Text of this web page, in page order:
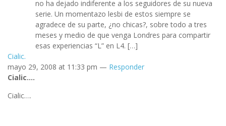
no ha dejado indiferente a los seguidores de su nueva
serie. Un momentazo lesbi de estos siempre se
agradece de su parte, ¿no chicas?, sobre todo a tres
meses y medio de que venga Londres para compartir
esas experiencias “L” en L4. […]
Cialic.
mayo 29, 2008 at 11:33 pm — Responder
Cialic….
Cialic….